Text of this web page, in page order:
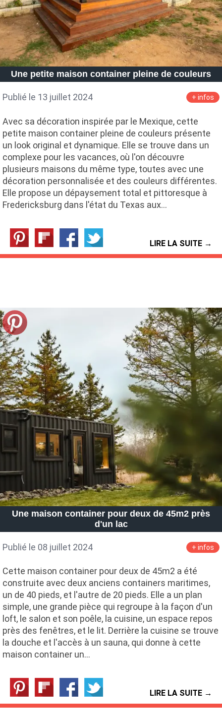
Une petite maison container pleine de couleurs
Publié le 13 juillet 2024 + infos
Avec sa décoration inspirée par le Mexique, cette
petite maison container pleine de couleurs présente
un look original et dynamique. Elle se trouve dans un
complexe pour les vacances, où l'on découvre
plusieurs maisons du même type, toutes avec une
décoration personnalisée et des couleurs différentes.
Elle propose un dépaysement total et pittoresque à
Fredericksburg dans l'état du Texas aux…
LIRE LA SUITE →
Une maison container pour deux de 45m2 près
d'un lac
Publié le 08 juillet 2024 + infos
Cette maison container pour deux de 45m2 a été
construite avec deux anciens containers maritimes,
un de 40 pieds, et l'autre de 20 pieds. Elle a un plan
simple, une grande pièce qui regroupe à la façon d'un
loft, le salon et son poêle, la cuisine, un espace repos
près des fenêtres, et le lit. Derrière la cuisine se trouve
la douche et l'accès à un sauna, qui donne à cette
maison container un…
LIRE LA SUITE →